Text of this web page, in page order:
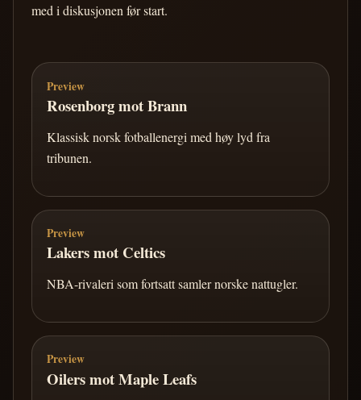
med i diskusjonen før start.
Preview
Rosenborg mot Brann
Klassisk norsk fotballenergi med høy lyd fra
tribunen.
Preview
Lakers mot Celtics
NBA-rivaleri som fortsatt samler norske nattugler.
Preview
Oilers mot Maple Leafs